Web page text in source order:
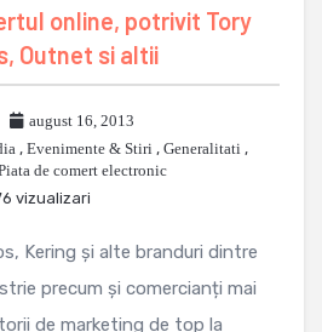
online, potrivit Tory
Outnet si altii
august 16, 2013
, Evenimente & Stiri , Generalitati ,
de comert electronic
vizualizari
Kering și alte branduri dintre
precum și comercianți mai
de marketing de top la